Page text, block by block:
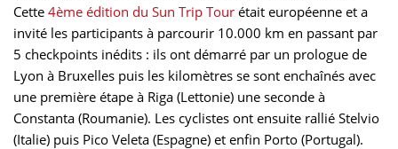
Cette 4ème édition du Sun Trip Tour était européenne et a
invité les participants à parcourir 10.000 km en passant par
5 checkpoints inédits : ils ont démarré par un prologue de
Lyon à Bruxelles puis les kilomètres se sont enchaînés avec
une première étape à Riga (Lettonie) une seconde à
Constanta (Roumanie). Les cyclistes ont ensuite rallié Stelvio
(Italie) puis Pico Veleta (Espagne) et enfin Porto (Portugal).